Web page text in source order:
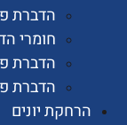
הדברת פשפשים
חומרי הדברה
הדברת פשפשים
הדברת פשפשים
יונים